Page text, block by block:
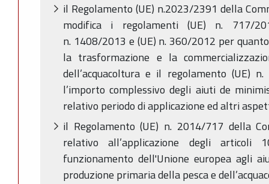
il Regolamento (UE) n.2023/2391 della
modifica i regolamenti (UE) n. 717/
n. 1408/2013 e (UE) n. 360/2012 per
la trasformazione e la
dell’acquacoltura e il regolamento (UE)
l’importo complessivo degli aiuti de
relativo periodo di applicazione ed altri
il Regolamento (UE) n. 2014/717 della
relativo all’applicazione degli
funzionamento dell'Unione europea agli
produzione primaria della pesca e